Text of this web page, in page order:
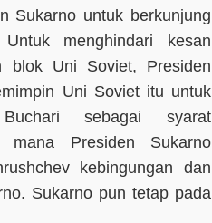
Sukarno untuk berkunjung
menghindari kesan
blok Uni Soviet, Presiden
Uni Soviet itu untuk
sebagai syarat
mana Presiden Sukarno
kebingungan dan
Sukarno pun tetap pada